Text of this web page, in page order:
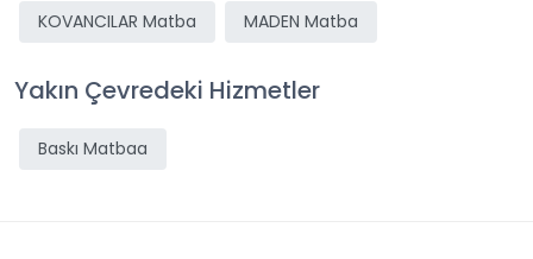
KOVANCILAR Matba MADEN Matba
Yakın Çevredeki Hizmetler
Baskı Matbaa